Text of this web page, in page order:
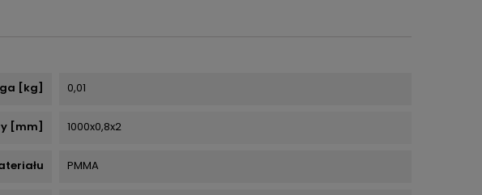
[kg] 0,01
[mm] 1000x0,8x2
PMMA